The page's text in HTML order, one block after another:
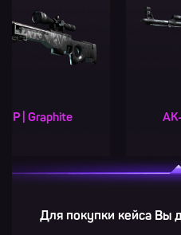
AK-47 | Jet Set
Для покупки кейса Вы